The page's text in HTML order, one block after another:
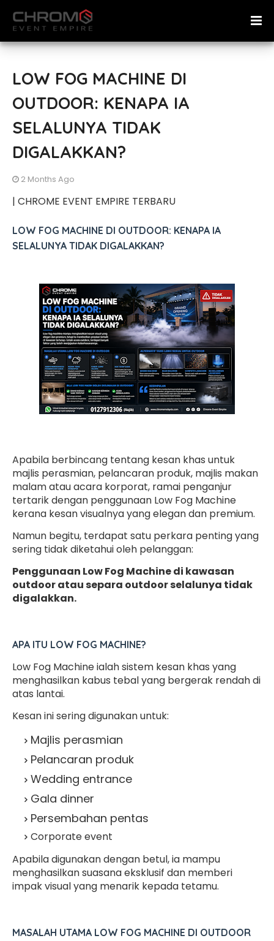
LOW FOG MACHINE DI
OUTDOOR: KENAPA IA
SELALUNYA TIDAK
DIGALAKKAN?
2 Months Ago
| CHROME EVENT EMPIRE TERBARU
LOW FOG MACHINE DI OUTDOOR: KENAPA IA
SELALUNYA TIDAK DIGALAKKAN?
Apabila berbincang tentang kesan khas untuk
majlis perasmian, pelancaran produk, majlis makan
malam atau acara korporat, ramai penganjur
tertarik dengan penggunaan Low Fog Machine
kerana kesan visualnya yang elegan dan premium.
Namun begitu, terdapat satu perkara penting yang
sering tidak diketahui oleh pelanggan:
Penggunaan Low Fog Machine di kawasan
outdoor atau separa outdoor selalunya tidak
digalakkan.
APA ITU LOW FOG MACHINE?
Low Fog Machine ialah sistem kesan khas yang
menghasilkan kabus tebal yang bergerak rendah di
atas lantai.
Kesan ini sering digunakan untuk:
Majlis perasmian
Pelancaran produk
Wedding entrance
Gala dinner
Persembahan pentas
Corporate event
Apabila digunakan dengan betul, ia mampu
menghasilkan suasana eksklusif dan memberi
impak visual yang menarik kepada tetamu.
MASALAH UTAMA LOW FOG MACHINE DI OUTDOOR